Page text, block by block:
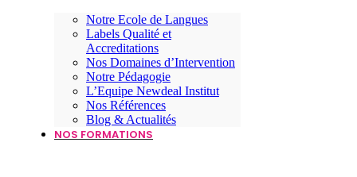
Notre Ecole de Langues
Labels Qualité et
Accreditations
Nos Domaines d’Intervention
Notre Pédagogie
L’Equipe Newdeal Institut
Nos Références
Blog & Actualités
NOS FORMATIONS